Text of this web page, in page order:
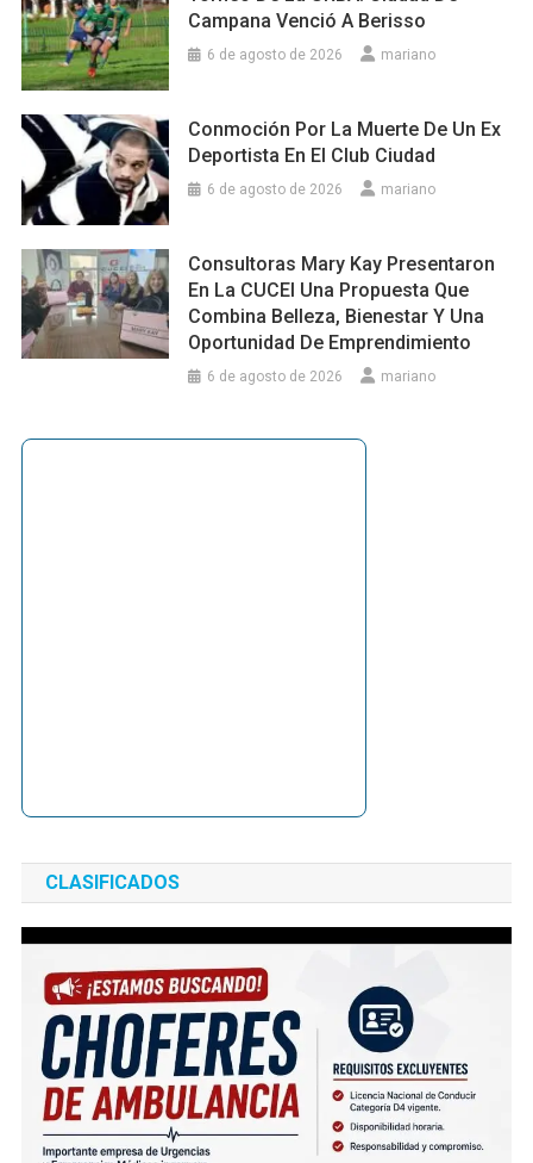
Campana Venció A Berisso
6 de agosto de 2026 mariano
Conmoción Por La Muerte De Un Ex
Deportista En El Club Ciudad
6 de agosto de 2026 mariano
Consultoras Mary Kay Presentaron
En La CUCEI Una Propuesta Que
Combina Belleza, Bienestar Y Una
Oportunidad De Emprendimiento
6 de agosto de 2026 mariano
CLASIFICADOS